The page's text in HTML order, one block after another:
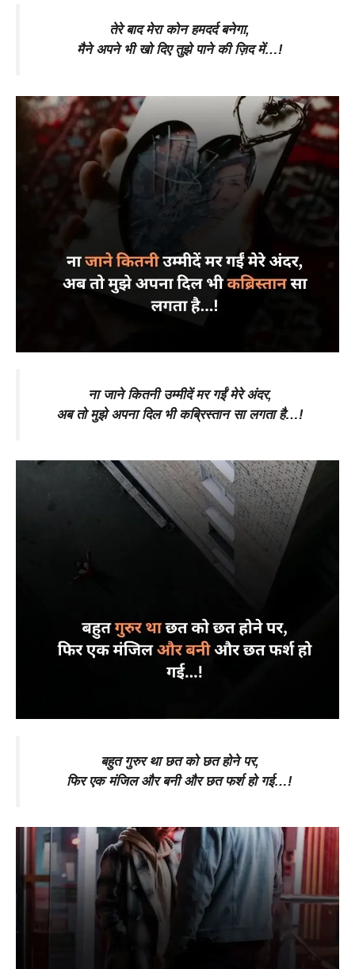
तेरे बाद मेरा कोन हमदर्द बनेगा,
मैने अपने भी खो दिए तुझे पाने की ज़िद में…!
ना जाने कितनी उम्मीदें मर गईं मेरे अंदर,
अब तो मुझे अपना दिल भी कब्रिस्तान सा लगता है…!
बहुत गुरुर था छत को छत होने पर,
फिर एक मंजिल और बनी और छत फर्श हो गई…!